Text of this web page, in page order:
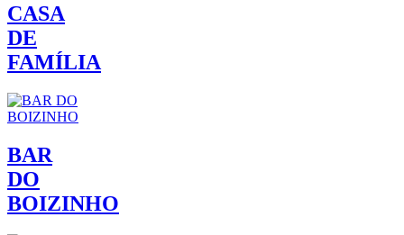
CASA
DE
FAMÍLIA
BAR
DO
BOIZINHO